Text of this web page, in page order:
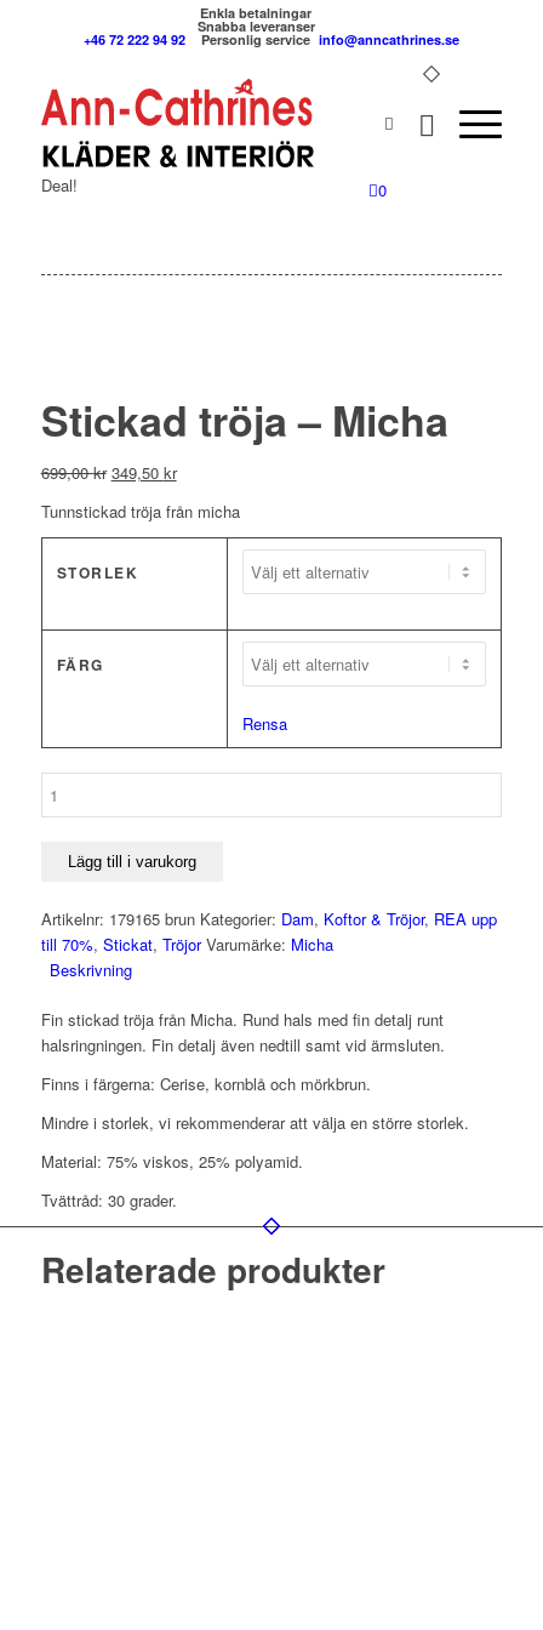
+46 72 222 94 92
Enkla betalningar
Snabba leveranser
Personlig service info@anncathrines.se
0
Deal!
Stickad tröja – Micha
699,00kr Det
priset
699,00 kr.
349,50 krDet
priset
Tunnstickad tröja från micha
STORLEK
FÄRG
Rensa
MichaLägg till i varukorg
Artikelnr: 179165 brun Kategorier: Dam, Koftor & Tröjor, REA upp
till 70%, Stickat, Tröjor Varumärke: Micha
Beskrivning
Fin stickad tröja från Micha. Rund hals med fin detalj runt
halsringningen. Fin detalj även nedtill samt vid ärmsluten.
Finns i färgerna: Cerise, kornblå och mörkbrun.
Mindre i storlek, vi rekommenderar att välja en större storlek.
Material: 75% viskos, 25% polyamid.
Tvättråd: 30 grader.
Relaterade produkter